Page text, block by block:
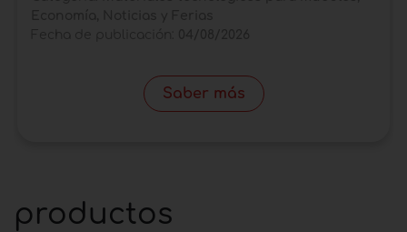
Saber más
productos